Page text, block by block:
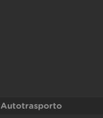
Autotrasporto